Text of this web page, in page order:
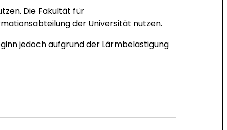
Die Fakultät für
der Universität nutzen.
jedoch aufgrund der Lärmbelästigung